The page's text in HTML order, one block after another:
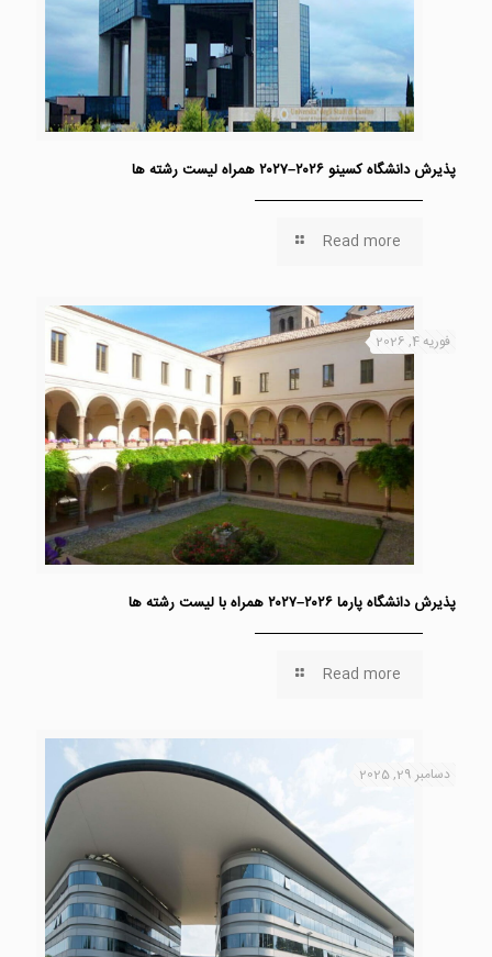
پذیرش دانشگاه کسینو ۲۰۲۶–۲۰۲۷ همراه لیست رشته ها
Read more
فوریه 4, 2026
پذیرش دانشگاه پارما ۲۰۲۶–۲۰۲۷ همراه با لیست رشته ها
Read more
دسامبر 29, 2025